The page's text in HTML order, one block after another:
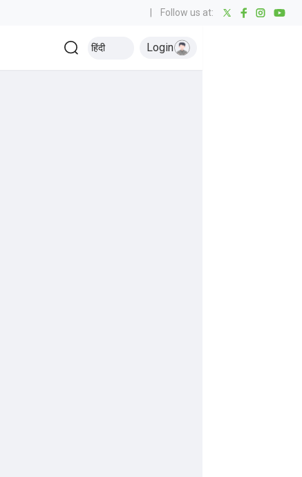
Follow us at:
हिंदी Login